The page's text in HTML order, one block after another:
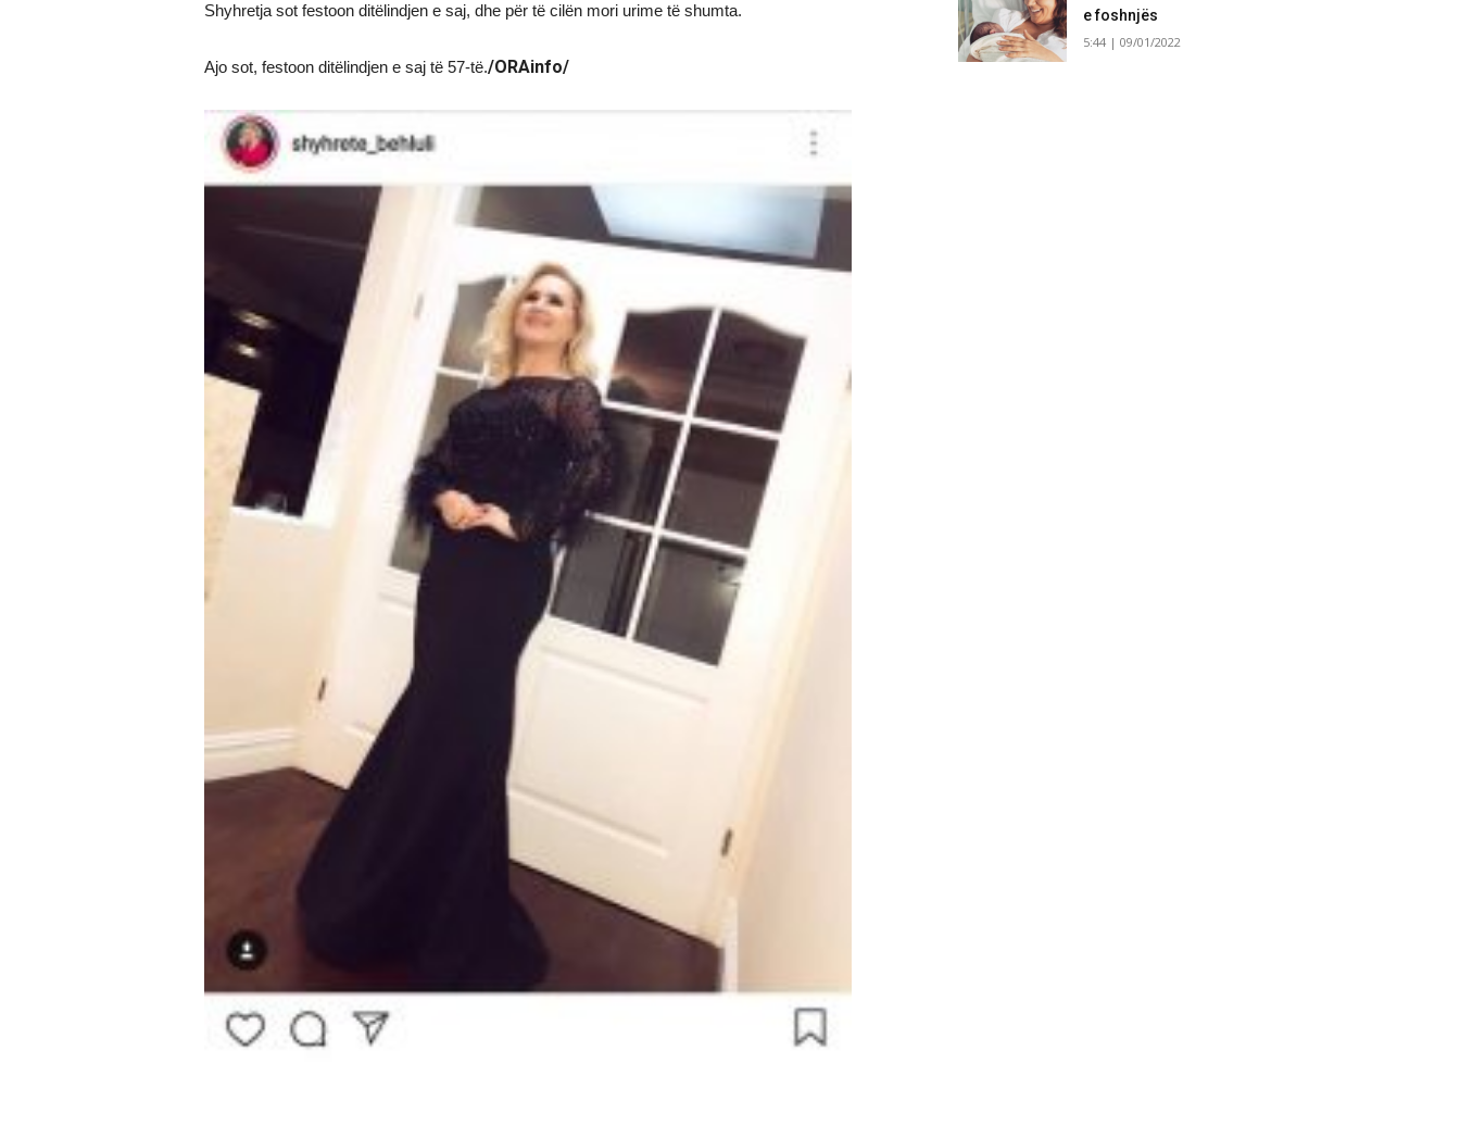
Shyhretja sot festoon ditëlindjen e saj, dhe për të cilën mori urime të shumta.
Ajo sot, festoon ditëlindjen e saj të 57-të./ORAinfo/
e foshnjës
5:44 | 09/01/2022